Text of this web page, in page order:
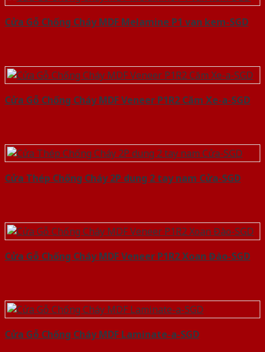
Cửa Gỗ Chống Cháy MDF Melamine P1 van kem-SGD
Cửa Gỗ Chống Cháy MDF Veneer P1R2 Căm Xe-a-SGD
Cửa Thép Chống Cháy 2P dung 2 tay nam Cửa-SGD
Cửa Gỗ Chống Cháy MDF Veneer P1R2 Xoan Đào-SGD
Cửa Gỗ Chống Cháy MDF Laminate-a-SGD